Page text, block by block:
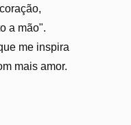
a mão".
me inspira
mais amor.